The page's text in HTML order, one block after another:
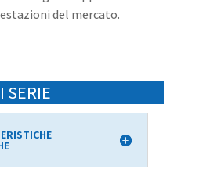
del mercato.
SERIE